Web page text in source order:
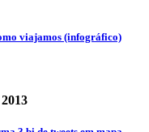
viajamos (infográfico)